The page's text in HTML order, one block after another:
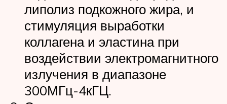
липолиз подкожного жира, и
стимуляция выработки
коллагена и эластина при
воздействии электромагнитного
излучения в диапазоне
300МГц-4кГЦ.